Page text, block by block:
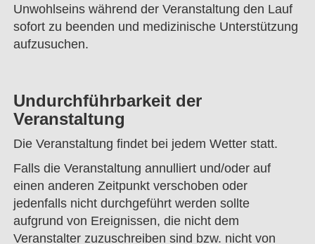
Unwohlseins während der Veranstaltung den Lauf
sofort zu beenden und medizinische Unterstützung
aufzusuchen.
Undurchführbarkeit der
Veranstaltung
Die Veranstaltung findet bei jedem Wetter statt.
Falls die Veranstaltung annulliert und/oder auf
einen anderen Zeitpunkt verschoben oder
jedenfalls nicht durchgeführt werden sollte
aufgrund von Ereignissen, die nicht dem
Veranstalter zuzuschreiben sind bzw. nicht von